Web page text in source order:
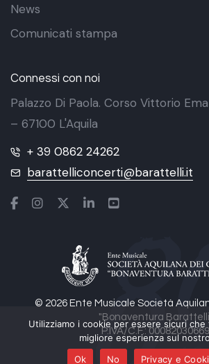
© 2026 Ente Musicale Società
"Bonaventura
P.IVA/C.F.: 00082030669
News
Comunicati stampa
Connessi con noi
Palazzo Di Paola. Corso Vittorio
– 67100 L'Aquila
+ 39 0862 24262
barattelliconcerti@barattelli.it
Utilizziamo i cookie per essere sicuri che
migliore esperienza sul
Ok
No Privacy e